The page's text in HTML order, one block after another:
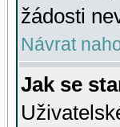
žádosti
Návrat
Jak se